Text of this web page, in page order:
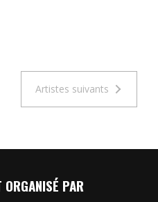
Artistes suivants
ORGANISÉ PAR